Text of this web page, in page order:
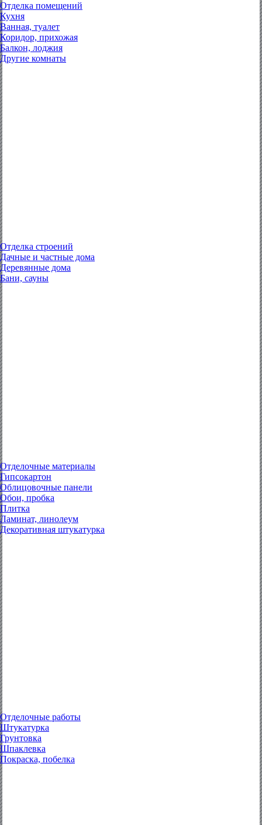
Отделка помещений
Кухня
Ванная, туалет
Коридор, прихожая
Балкон, лоджия
Другие комнаты
Отделка строений
Дачные и частные дома
Деревянные дома
Бани, сауны
Отделочные материалы
Гипсокартон
Облицовочные панели
Обои, пробка
Плитка
Ламинат, линолеум
Декоративная штукатурка
Отделочные работы
Штукатурка
Грунтовка
Шпаклевка
Покраска, побелка